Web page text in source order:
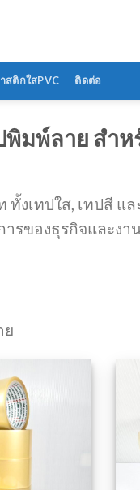
สติกใสPVC ติดต่อ
พิมพ์ลาย สำ
งเทปใส, เทปสี
ารของธุรกิจและ
ย